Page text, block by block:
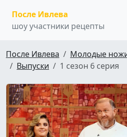
После Ивлева
шоу участники рецепты
После Ивлева
Молодые
Выпуски
1 сезон 6 серия